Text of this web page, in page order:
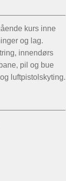
kurs inne
og lag.
innendørs
pil og bue
luftpistolskyting.